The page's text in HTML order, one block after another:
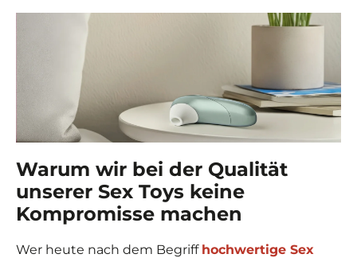
Warum wir bei der Qualität
unserer Sex Toys keine
Kompromisse machen
Wer heute nach dem Begriff hochwertige Sex